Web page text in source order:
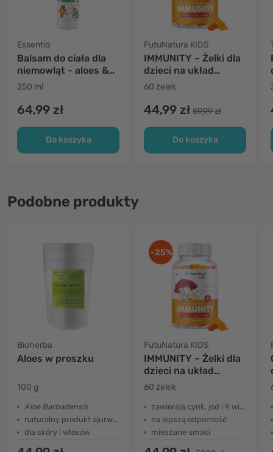
Essentiq
Balsam do ciała dla
niemowląt - aloes &
owies
250 ml
64,99 zł
Do koszyka
FutuNatura KIDS
IMMUNITY – Żelki dla
dzieci na układ
odpornościowy
60 żelek
44,99 zł 59,99 zł
Do koszyka
Podobne produkty
Bioherba
Aloes w proszku
100 g
Aloe Barbadensis
naturalny produkt ajurwedyjski
dla skóry i włosów
-25%
FutuNatura KIDS
IMMUNITY – Żelki dla
dzieci na układ
odpornościowy
60 żelek
zawierają cynk, jod i 9 witamin
na lepszą odporność
mieszane smaki